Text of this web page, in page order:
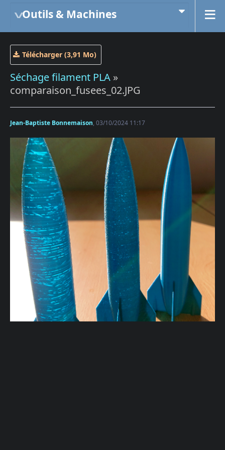
Outils & Machines
Télécharger (3,91 Mo)
Séchage filament PLA »
comparaison_fusees_02.JPG
Jean-Baptiste Bonnemaison, 03/10/2024 11:17